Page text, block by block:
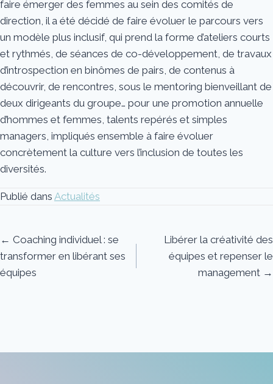
faire émerger des femmes au sein des comités de
direction, il a été décidé de faire évoluer le parcours vers
un modèle plus inclusif, qui prend la forme d’ateliers courts
et rythmés, de séances de co-développement, de travaux
d’introspection en binômes de pairs, de contenus à
découvrir, de rencontres, sous le mentoring bienveillant de
deux dirigeants du groupe… pour une promotion annuelle
d’hommes et femmes, talents repérés et simples
managers, impliqués ensemble à faire évoluer
concrètement la culture vers l’inclusion de toutes les
diversités.
Publié dans Actualités
Posts
navigation
← Coaching individuel : se
transformer en libérant ses
équipes
Libérer la créativité des
équipes et repenser le
management →